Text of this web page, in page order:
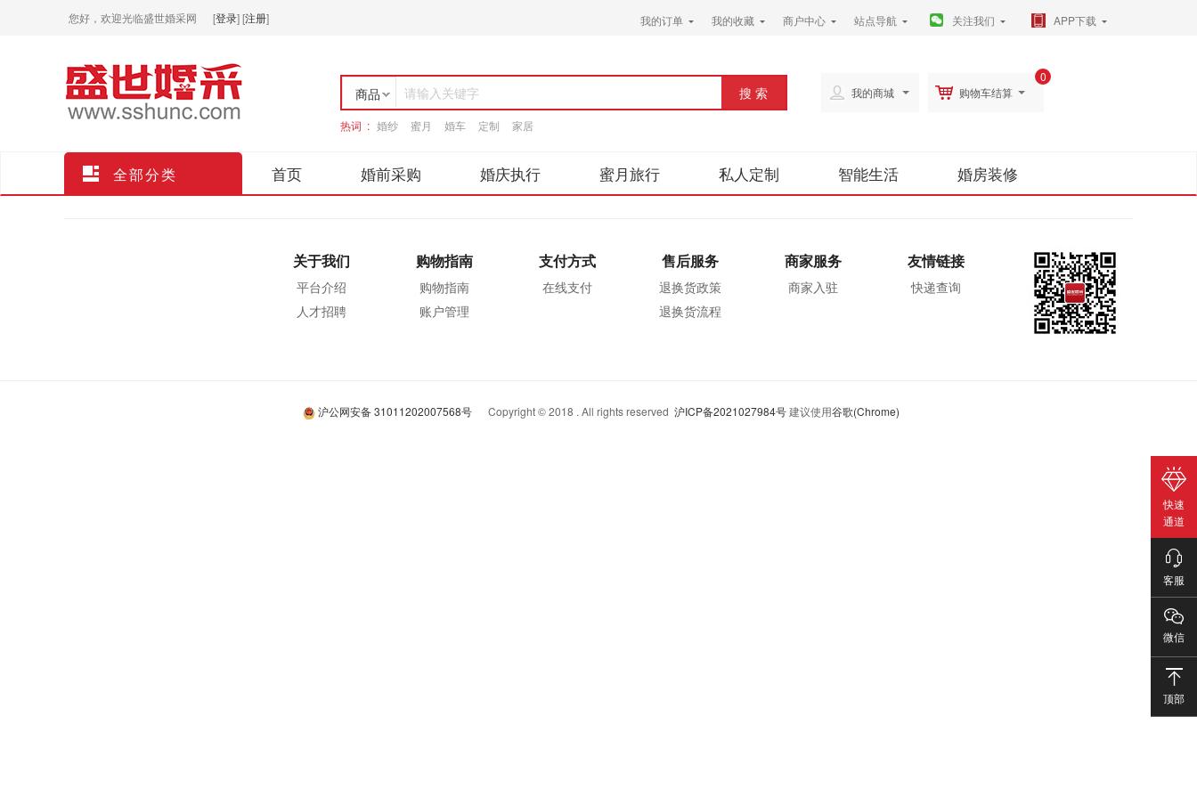
您好，欢迎光临盛世婚采网 [登录][注册] 我的订单 我的收藏 商户中心 站点导航 关注我们 APP下载
商品
店铺
请输入关键字
热词 : 婚纱 蜜月 婚车 定制 家居
0
购物车结算
我的商城
全部分类 首页 婚前采购 婚庆执行 蜜月旅行 私人定制 智能生活 婚房装修
关于我们
平台介绍
人才招聘
购物指南
购物指南
账户管理
支付方式
在线支付
售后服务
退换货政策
退换货流程
商家服务
商家入驻
友情链接
快递查询
快速
通道
客服
微信
顶部
沪公网安备 31011202007568号 Copyright © 2018 . All rights reserved 沪ICP备2021027984号建议使用谷歌(Chrome)